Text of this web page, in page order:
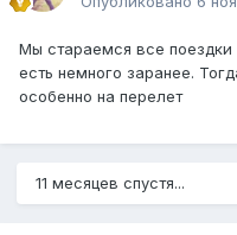
Мы стараемся все поездки
есть немного заранее.
особенно на перелет
11 месяцев спустя...